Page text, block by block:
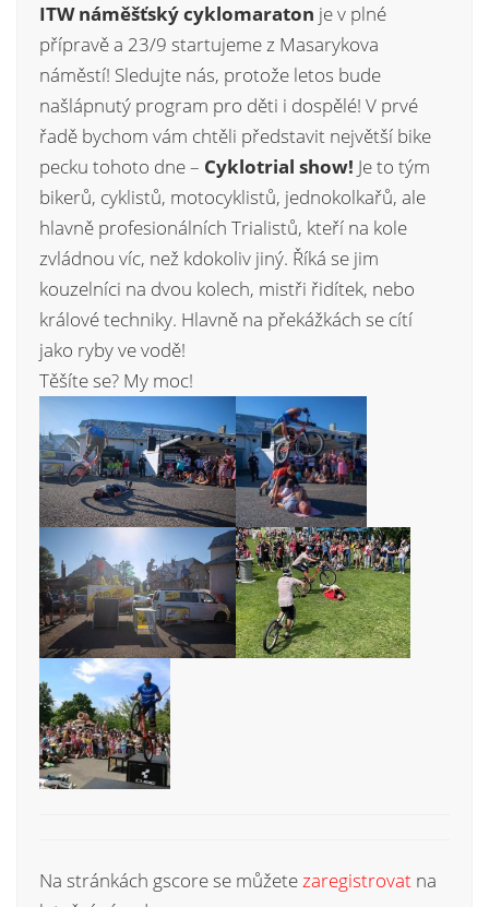
ITW náměšťský cyklomaraton je v plné
přípravě a 23/9 startujeme z Masarykova
náměstí! Sledujte nás, protože letos bude
našlápnutý program pro děti i dospělé! V prvé
řadě bychom vám chtěli představit největší bike
pecku tohoto dne – Cyklotrial show! Je to tým
bikerů, cyklistů, motocyklistů, jednokolkařů, ale
hlavně profesionálních Trialistů, kteří na kole
zvládnou víc, než kdokoliv jiný. Říká se jim
kouzelníci na dvou kolech, mistři řidítek, nebo
králové techniky. Hlavně na překážkách se cítí
jako ryby ve vodě!
Těšíte se? My moc!
Na stránkách gscore se můžetezaregistrovat na